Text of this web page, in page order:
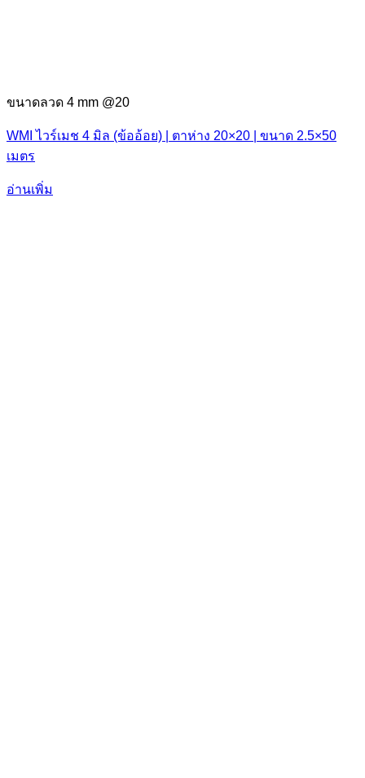
ขนาดลวด 4 mm @20
WMI ไวร์เมช 4 มิล (ข้ออ้อย) | ตาห่าง 20×20 | ขนาด 2.5×50
เมตร
อ่านเพิ่ม